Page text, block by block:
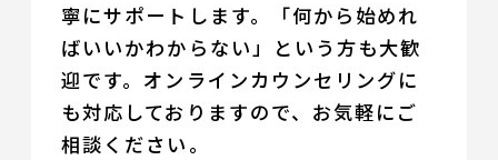
寧にサポートします。「何から始めれ
ばいいかわからない」という方も大歓
迎です。オンラインカウンセリングに
も対応しておりますので、お気軽にご
相談ください。